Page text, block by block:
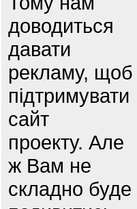
доводиться
давати
рекламу, щоб
підтримувати
сайт
проекту. Але
ж Вам не
складно буде